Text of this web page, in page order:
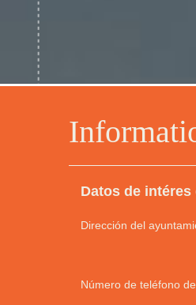
Datos de
Dirección del
Número de teléfono